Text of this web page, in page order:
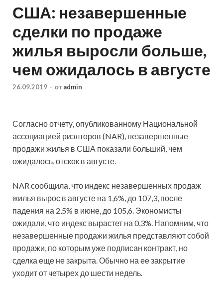
США: незавершенные
сделки по продаже
жилья выросли больше,
чем ожидалось в августе
26.09.2019 - от admin
Согласно отчету, опубликованному Национальной
ассоциацией риэлторов (NAR), незавершенные
продажи жилья в США показали больший, чем
ожидалось, отскок в августе.
NAR сообщила, что индекс незавершенных продаж
жилья вырос в августе на 1,6%, до 107,3, после
падения на 2,5% в июне, до 105,6. Экономисты
ожидали, что индекс вырастет на 0,3%. Напомним, что
незавершенные продажи жилья представляют собой
продажи, по которым уже подписан контракт, но
сделка еще не закрыта. Обычно на ее закрытие
уходит от четырех до шести недель.